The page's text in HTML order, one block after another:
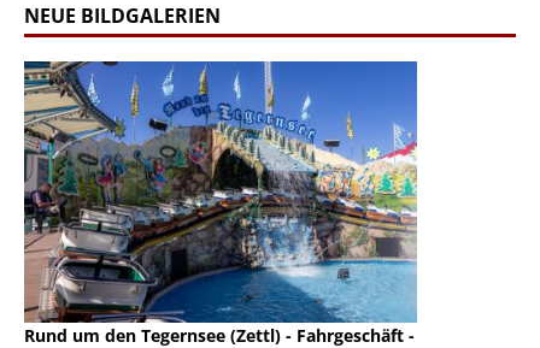
NEUE BILDGALERIEN
Rund um den Tegernsee (Zettl) - Fahrgeschäft -